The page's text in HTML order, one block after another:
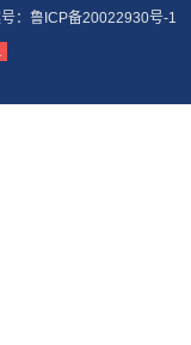
： 鲁ICP备20022930号-1